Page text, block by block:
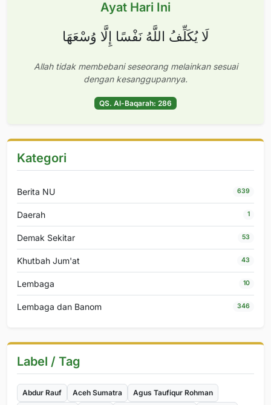
Ayat Hari Ini
لَا يُكَلِّفُ اللَّهُ نَفْسًا إِلَّا وُسْعَهَا
Allah tidak membebani seseorang melainkan sesuai
dengan kesanggupannya.
QS. Al-Baqarah: 286
Kategori
Berita NU 639
Daerah 1
Demak Sekitar 53
Khutbah Jum'at 43
Lembaga 10
Lembaga dan Banom 346
Label / Tag
Abdur Rauf Aceh Sumatra
Agus Taufiqur Rohman